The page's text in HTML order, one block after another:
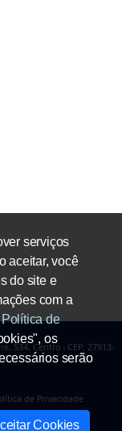
534, Centro - CEP: 27913-
de Privacidade
Tecnologia
serviços
aceitar, você
do site e
com a
Política de
os
serão
Cookies